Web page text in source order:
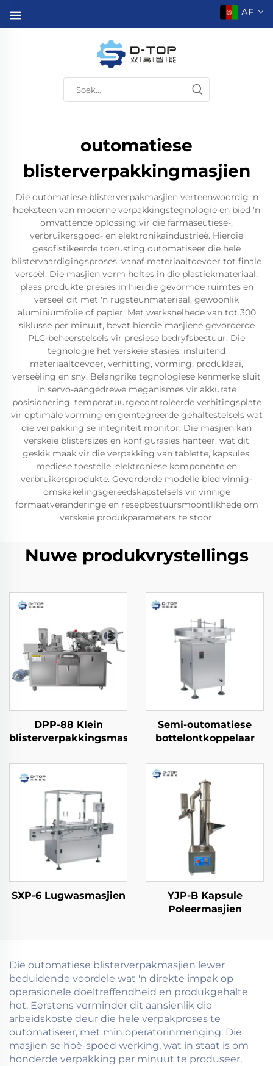
AF
outomatiese
blisterverpakkingmasjien
Die outomatiese blisterverpakmasjien verteenwoordig 'n
hoeksteen van moderne verpakkingstegnologie en bied 'n
omvattende oplossing vir die farmaseutiese-,
verbruikersgoed- en elektronikaindustrieë. Hierdie
gesofistikeerde toerusting outomatiseer die hele
blistervaardigingsproses, vanaf materiaaltoevoer tot finale
verseël. Die masjien vorm holtes in die plastiekmateriaal,
plaas produkte presies in hierdie gevormde ruimtes en
verseël dit met 'n rugsteunmateriaal, gewoonlik
aluminiumfolie of papier. Met werksnelhede van tot 300
siklusse per minuut, bevat hierdie masjiene gevorderde
PLC-beheerstelsels vir presiese bedryfsbestuur. Die
tegnologie het verskeie stasies, insluitend
materiaaltoevoer, verhitting, vorming, produklaai,
verseëling en sny. Belangrike tegnologiese kenmerke sluit
in servo-aangedrewe meganismes vir akkurate
posisionering, temperatuurgecontroleerde verhitingsplate
vir optimale vorming en geïntegreerde gehaltestelsels wat
die verpakking se integriteit monitor. Die masjien kan
verskeie blistersizes en konfigurasies hanteer, wat dit
geskik maak vir die verpakking van tablette, kapsules,
mediese toestelle, elektroniese komponente en
verbruikersprodukte. Gevorderde modelle bied vinnig-
omskakelingsgereedskapstelsels vir vinnige
formaatveranderinge en resepbestuursmoontlikhede om
verskeie produkparameters te stoor.
Nuwe produkvrystellings
DPP-88 Klein
blisterverpakkingsmasjien
Semi-outomatiese
bottelontkoppelaar
SXP-6 Lugwasmasjien
YJP-B Kapsule
Poleermasjien
Die outomatiese blisterverpakmasjien lewer
beduidende voordele wat 'n direkte impak op
operasionele doeltreffendheid en produkgehalte
het. Eerstens verminder dit aansienlik die
arbeidskoste deur die hele verpakproses te
outomatiseer, met min operatorinmenging. Die
masjien se hoë-spoed werking, wat in staat is om
honderde verpakking per minuut te produseer,